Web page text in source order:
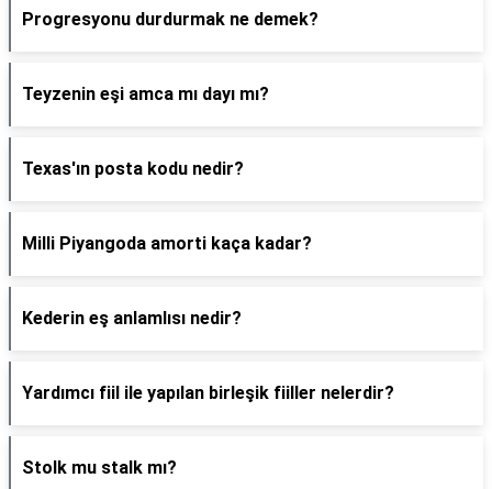
Progresyonu durdurmak ne demek?
Teyzenin eşi amca mı dayı mı?
Texas'ın posta kodu nedir?
Milli Piyangoda amorti kaça kadar?
Kederin eş anlamlısı nedir?
Yardımcı fiil ile yapılan birleşik fiiller nelerdir?
Stolk mu stalk mı?